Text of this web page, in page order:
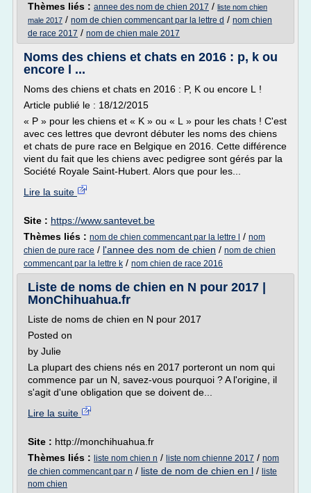
Thèmes liés : annee des nom de chien 2017 / liste nom chien
male 2017 / nom de chien commencant par la lettre d / nom chien
de race 2017 / nom de chien male 2017
Noms des chiens et chats en 2016 : p, k ou
encore l ...
Noms des chiens et chats en 2016 : P, K ou encore L !
Article publié le : 18/12/2015
« P » pour les chiens et « K » ou « L » pour les chats ! C'est
avec ces lettres que devront débuter les noms des chiens
et chats de pure race en Belgique en 2016. Cette différence
vient du fait que les chiens avec pedigree sont gérés par la
Société Royale Saint-Hubert. Alors que pour les...
Lire la suite
Site : https://www.santevet.be
Thèmes liés : nom de chien commencant par la lettre l / nom
chien de pure race / l'annee des nom de chien / nom de chien
commencant par la lettre k / nom chien de race 2016
Liste de noms de chien en N pour 2017 |
MonChihuahua.fr
Liste de noms de chien en N pour 2017
Posted on
by Julie
La plupart des chiens nés en 2017 porteront un nom qui
commence par un N, savez-vous pourquoi ? A l'origine, il
s'agit d'une obligation que se doivent de...
Lire la suite
Site : http://monchihuahua.fr
Thèmes liés : liste nom chien n / liste nom chienne 2017 / nom
de chien commencant par n / liste de nom de chien en l / liste
nom chien